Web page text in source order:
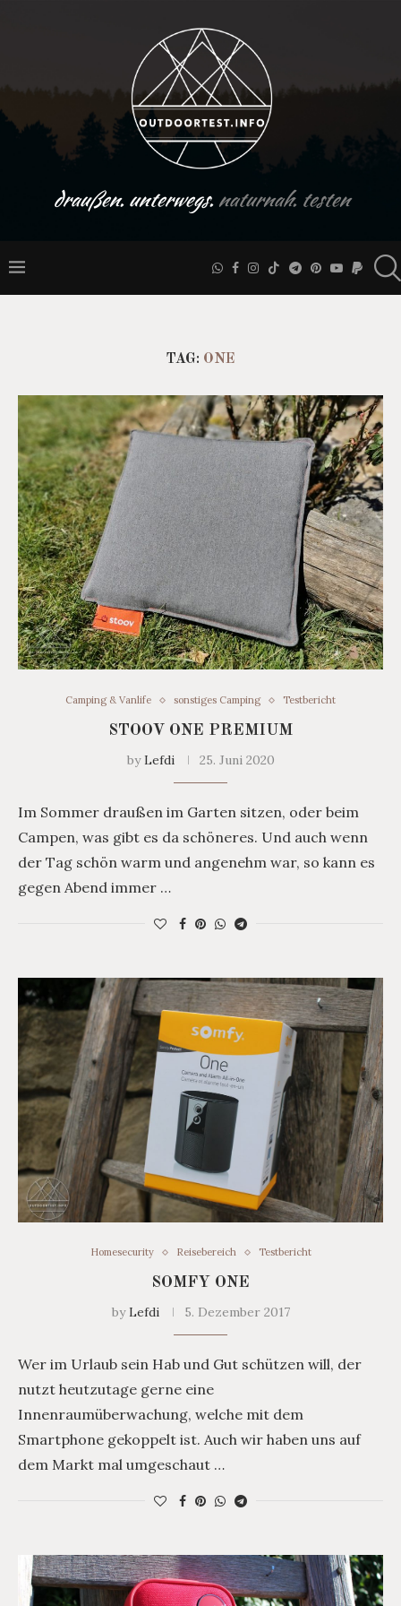
draußen. unterwegs.naturnah. testen
TAG: ONE
Camping & Vanlife sonstiges Camping Testbericht
STOOV ONE PREMIUM
byLefdi 25. Juni 2020
Im Sommer draußen im Garten sitzen, oder beim
Campen, was gibt es da schöneres. Und auch wenn
der Tag schön warm und angenehm war, so kann es
gegen Abend immer …
Homesecurity Reisebereich Testbericht
SOMFY ONE
byLefdi 5. Dezember 2017
Wer im Urlaub sein Hab und Gut schützen will, der
nutzt heutzutage gerne eine
Innenraumüberwachung, welche mit dem
Smartphone gekoppelt ist. Auch wir haben uns auf
dem Markt mal umgeschaut …